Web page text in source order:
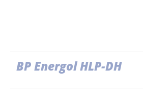
BP Energol HLP-DH